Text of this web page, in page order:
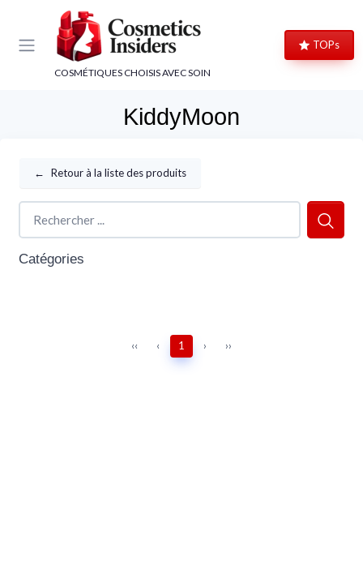
COSMÉTIQUES CHOISIS AVEC SOIN
TOPs
KiddyMoon
← Retour à la liste des produits
Catégories
‹‹ ‹ 1 › ››
Panneau de gestion des cookies